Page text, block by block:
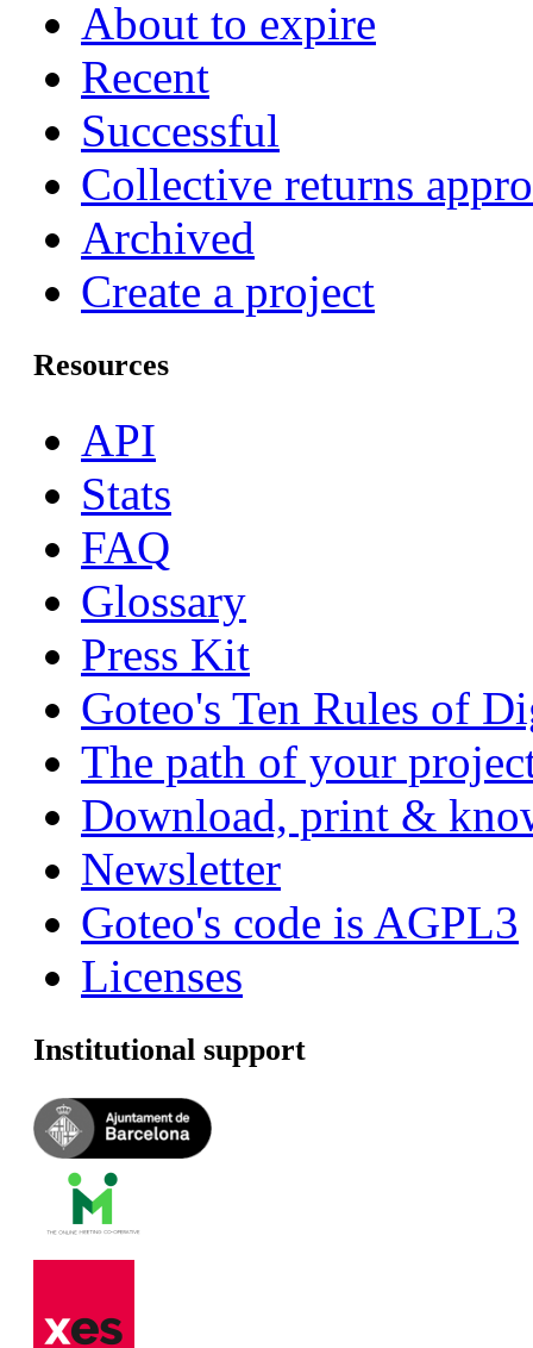
About to expire
Recent
Successful
Collective returns
Archived
Create a project
Resources
API
Stats
FAQ
Glossary
Press Kit
Goteo's Ten Rules of
The path of your
Download, print &
Newsletter
Goteo's code is AGPL3
Licenses
Institutional support